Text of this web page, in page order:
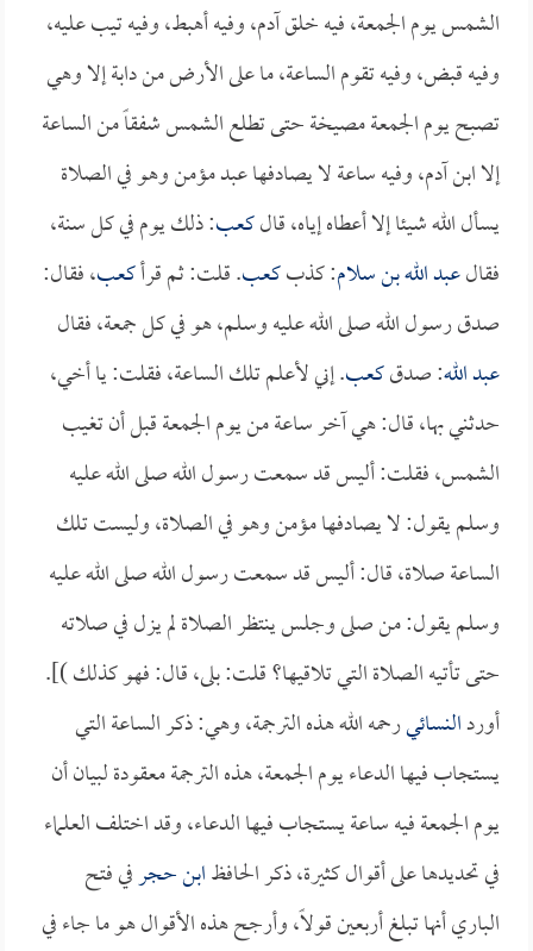
الشمس يوم الجمعة، فيه خلق آدم، وفيه أهبط، وفيه تيب عليه،
وفيه قبض، وفيه تقوم الساعة، ما على الأرض من دابة إلا وهي
تصبح يوم الجمعة مصيخة حتى تطلع الشمس شفقاً من الساعة
إلا ابن آدم، وفيه ساعة لا يصادفها عبد مؤمن وهو في الصلاة
يسأل الله شيئا إلا أعطاه إياه، قالكعب: ذلك يوم في كل سنة،
فقالعبد الله بن سلام: كذبكعب. قلت: ثم قرأكعب، فقال:
صدق رسول الله صلى الله عليه وسلم، هو في كل جمعة، فقال
عبد الله: صدقكعب. إني لأعلم تلك الساعة، فقلت: يا أخي،
حدثني بها، قال: هي آخر ساعة من يوم الجمعة قبل أن تغيب
الشمس، فقلت: أليس قد سمعت رسول الله صلى الله عليه
وسلم يقول: لا يصادفها مؤمن وهو في الصلاة، وليست تلك
الساعة صلاة، قال: أليس قد سمعت رسول الله صلى الله عليه
وسلم يقول: من صلى وجلس ينتظر الصلاة لم يزل في صلاته
حتى تأتيه الصلاة التي تلاقيها؟ قلت: بلى، قال: فهو كذلك )].
أوردالنسائيرحمه الله هذه الترجمة، وهي: ذكر الساعة التي
يستجاب فيها الدعاء يوم الجمعة، هذه الترجمة معقودة لبيان أن
يوم الجمعة فيه ساعة يستجاب فيها الدعاء، وقد اختلف العلماء
في تحديدها على أقوال كثيرة، ذكر الحافظابن حجرفي فتح
الباري أنها تبلغ أربعين قولاً، وأرجح هذه الأقوال هو ما جاء في